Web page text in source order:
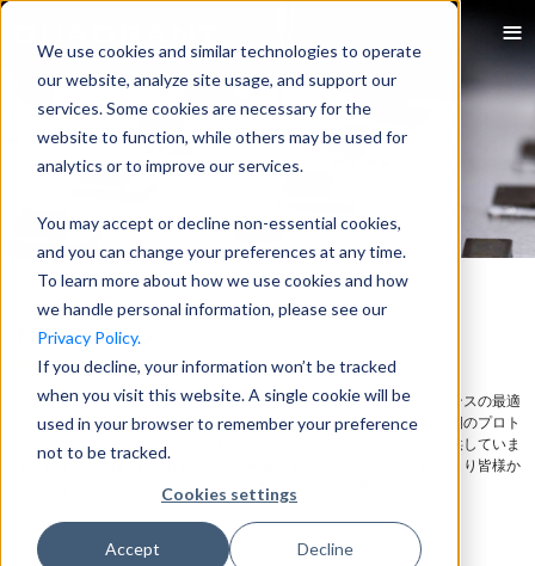
We use cookies and similar technologies to operate
our website, analyze site usage, and support our
services. Some cookies are necessary for the
website to function, while others may be used for
analytics or to improve our services.
You may accept or decline non-essential cookies,
and you can change your preferences at any time.
To learn more about how we use cookies and how
we handle personal information, please see our
Privacy Policy.
If you decline, your information won’t be tracked
when you visit this website. A single cookie will be
used in your browser to remember your preference
not to be tracked.
Cookies settings
Accept Decline
私達の取り組み
クアドラントの磁気ソリューションは、製品デザイン、パフォーマンスの最適
化、消費者体験の向上に焦点を当てています。クアドラントは、初期のプロト
タイプから量産に至るまで、多様なサービスのソリューションを提供していま
す。私達の革新的な機能はお客様に無限の選択肢を提供し、それにより皆様か
らのアイデアをより良い製品の発売に繋げることが出来ます。